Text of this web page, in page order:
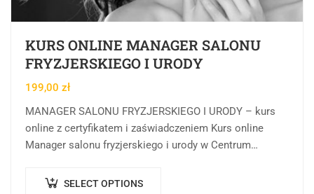
KURS ONLINE MANAGER SALONU
FRYZJERSKIEGO I URODY
199,00 zł
MANAGER SALONU FRYZJERSKIEGO I URODY – kurs
online z certyfikatem i zaświadczeniem Kurs online
Manager salonu fryzjerskiego i urody w Centrum
celem… SELECT OPTIONS